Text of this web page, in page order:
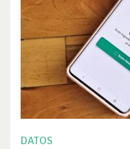
DATOS